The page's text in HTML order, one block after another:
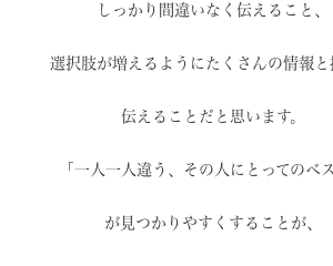
しっかり間違いなく伝えること、
選択肢が増えるように たくさんの情報と
伝えることだと思います。
「一人一人違う、その人にとってのベス
が見つかりやすくすることが、